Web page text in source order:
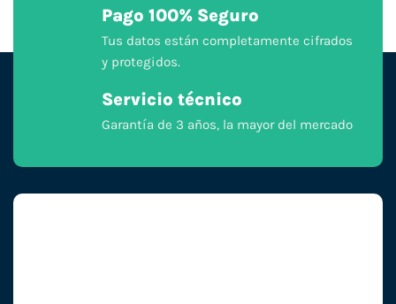
Pago 100% Seguro
Tus datos están completamente cifrados
y protegidos.
Servicio técnico
Garantía de 3 años, la mayor del mercado